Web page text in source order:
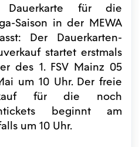
für die
Saison in der MEWA
Der Dauerkarten-
startet erstmals
des 1. FSV Mainz 05
um 10 Uhr. Der freie
für die noch
beginnt am
um 10 Uhr.